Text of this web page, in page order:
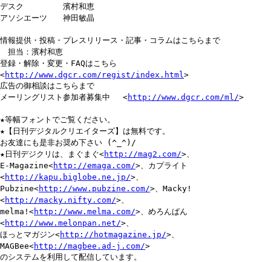
デスク 濱村和恵
アソシエーツ 神田敏晶
情報提供・投稿・プレスリリース・記事・コラムはこちらまで
担当：濱村和恵
登録・解除・変更・FAQはこちら
<http://www.dgcr.com/regist/index.html >
広告の御相談はこちらまで
メーリングリスト参加者募集中 <http://www.dgcr.com/ml/>
★等幅フォントでご覧ください。
★【日刊デジタルクリエイターズ】は無料です。
お友達にも是非お奨め下さい (^_^)/
★日刊デジクリは、まぐまぐ<http://mag2.com/>、
E-Magazine<http://emaga.com/>、カプライト
<http://kapu.biglobe.ne.jp/>、
Pubzine<http://www.pubzine.com/>、Macky!
<http://macky.nifty.com/>、
melma!<http://www.melma.com/>、めろんぱん
<http://www.melonpan.net/>、
ほっとマガジン<http://hotmagazine.jp/>、
MAGBee<http://magbee.ad-j.com/>
のシステムを利用して配信しています。